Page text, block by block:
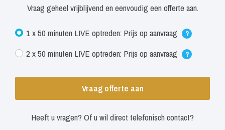
Vraag geheel vrijblijvend en eenvoudig een offerte aan.
1 x 50 minuten LIVE optreden: Prijs op aanvraag ?
2 x 50 minuten LIVE optreden: Prijs op aanvraag ?
Vraag offerte aan
Heeft u vragen? Of u wil direct telefonisch contact?